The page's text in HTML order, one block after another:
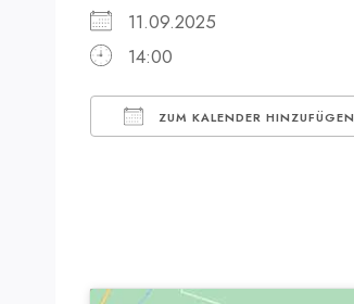
11.09.2025
14:00
ZUM KALENDER HINZUFÜGEN